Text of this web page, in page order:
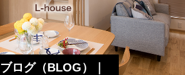
ブログ（BLOG）｜